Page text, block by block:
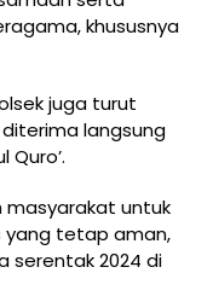
khususnya
juga turut
langsung
Quro’.
masyarakat untuk
yang tetap aman,
serentak 2024 di